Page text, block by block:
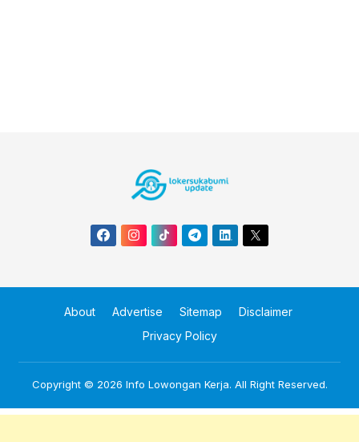
About Advertise Sitemap
Disclaimer
Privacy Policy
Copyright © 2026 Info Lowongan Kerja. All Right Reserved.